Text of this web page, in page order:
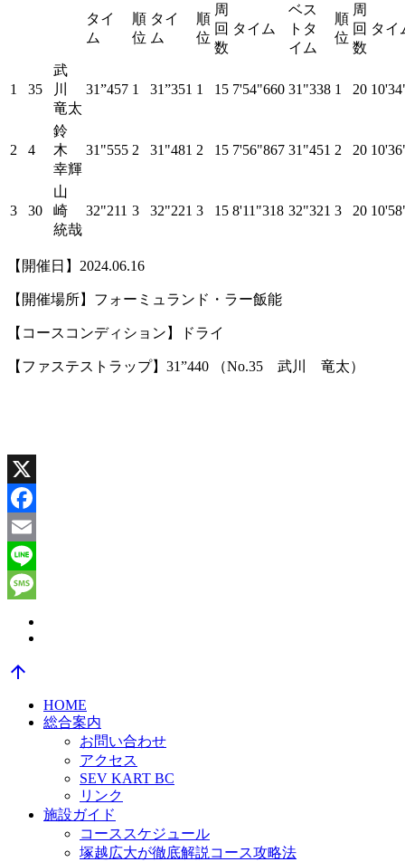
タイ
ム
順
位
タイ
ム
順
位
周
回
数
タイム
ベス
トタ
イム
順
位
周
回
数
タイ
1 35
武
川
竜太
31”457 1 31”351 1 15 7'54"660 31"338 1 20
2 4
鈴
木
幸輝
31"555 2 31"481 2 15 7'56"867 31"451 2 20
3 30
山
崎
統哉
32"211 3 32"221 3 15 8'11"318 32"321 3 20
【開催日】2024.06.16
【開催場所】フォーミュランド・ラー飯能
【コースコンディション】ドライ
【ファステストラップ】31”440 （No.35 武川 竜太）
X
Facebook
Email
Line
arrow_upward
HOME
総合案内
お問い合わせ
アクセス
SEV KART BC
リンク
施設ガイド
コーススケジュール
塚越広大が徹底解説コース攻略法